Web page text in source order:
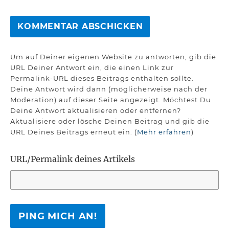
Um auf Deiner eigenen Website zu antworten, gib die
URL Deiner Antwort ein, die einen Link zur
Permalink-URL dieses Beitrags enthalten sollte.
Deine Antwort wird dann (möglicherweise nach der
Moderation) auf dieser Seite angezeigt. Möchtest Du
Deine Antwort aktualisieren oder entfernen?
Aktualisiere oder lösche Deinen Beitrag und gib die
URL Deines Beitrags erneut ein. (Mehr erfahren)
URL/Permalink deines Artikels